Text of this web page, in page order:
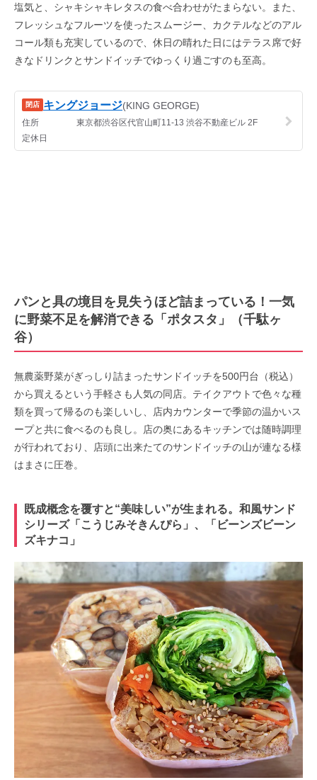
塩気と、シャキシャキレタスの食べ合わせがたまらない。また、
フレッシュなフルーツを使ったスムージー、カクテルなどのアル
コール類も充実しているので、休日の晴れた日にはテラス席で好
きなドリンクとサンドイッチでゆっくり過ごすのも至高。
パンと具の境目を見失うほど詰まっている！一気
に野菜不足を解消できる「ポタスタ」（千駄ヶ
谷）
無農薬野菜がぎっしり詰まったサンドイッチを500円台（税込）
から買えるという手軽さも人気の同店。テイクアウトで色々な種
類を買って帰るのも楽しいし、店内カウンターで季節の温かいス
ープと共に食べるのも良し。店の奥にあるキッチンでは随時調理
が行われており、店頭に出来たてのサンドイッチの山が連なる様
はまさに圧巻。
既成概念を覆すと“美味しい”が生まれる。和風サンド
シリーズ「こうじみそきんぴら」、「ビーンズビーン
ズキナコ」